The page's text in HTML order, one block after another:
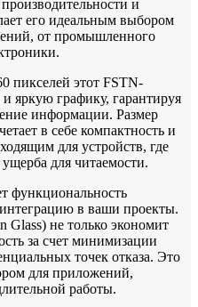
и
его идеальным выбором
от промышленного
пикселей этот FSTN-
яркую графику, гарантируя
информации. Размер
в себе компактность и
для устройств, где
для читаемости.
функциональность
в ваши проекты.
Glass) не только экономит
за счет минимизации
точек отказа. Это
для приложений,
работы.